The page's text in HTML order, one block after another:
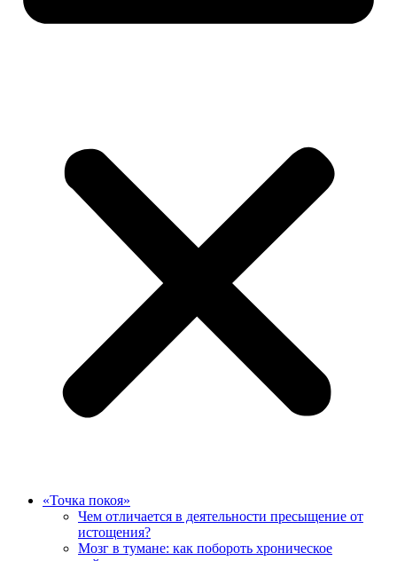
«Точка покоя»
Чем отличается в деятельности пресыщение от
истощения?
Мозг в тумане: как побороть хроническое